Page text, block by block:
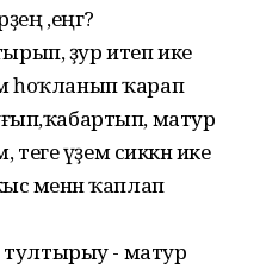
,еңгә?
ҙур итеп ике
һоҡланып ҡарап
матур
үҙем сиккән ике
менән ҡаплап
тултырыу - матур